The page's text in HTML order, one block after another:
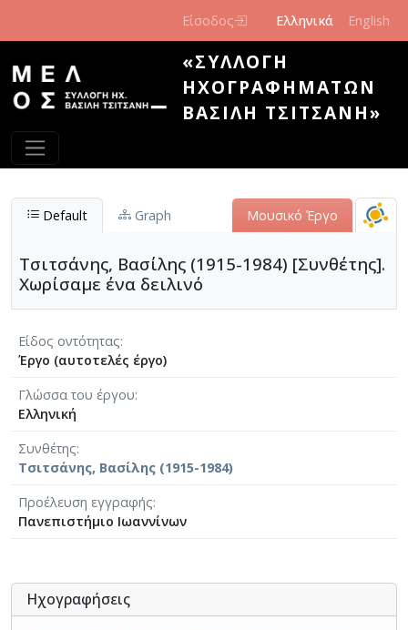
Είσοδος Ελληνικά English
«ΣΥΛΛΟΓΉ
ΗΧΟΓΡΑΦΗΜΆΤΩΝ
ΒΑΣΊΛΗ ΤΣΙΤΣΆΝΗ»
Default Graph Μουσικό Έργο
Τσιτσάνης, Βασίλης (1915-1984) [Συνθέτης].
Χωρίσαμε ένα δειλινό
Είδος οντότητας
Έργο (αυτοτελές έργο)
Γλώσσα του έργου
Ελληνική
Συνθέτης
Τσιτσάνης, Βασίλης (1915-1984)
Προέλευση εγγραφής
Πανεπιστήμιο Ιωαννίνων
Ηχογραφήσεις